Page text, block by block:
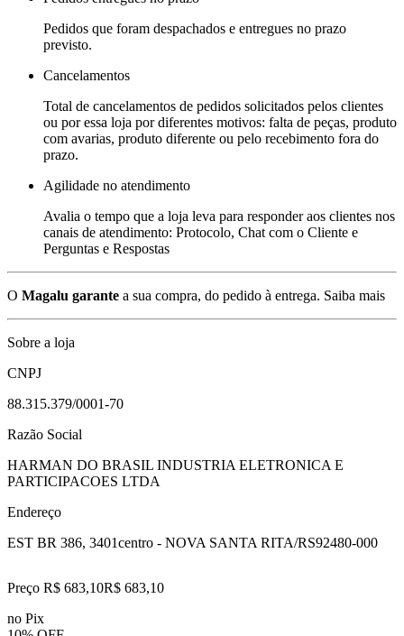
Pedidos que foram despachados e entregues no prazo
previsto.
Cancelamentos
Total de cancelamentos de pedidos solicitados pelos clientes
ou por essa loja por diferentes motivos: falta de peças, produto
com avarias, produto diferente ou pelo recebimento fora do
prazo.
Agilidade no atendimento
Avalia o tempo que a loja leva para responder aos clientes nos
canais de atendimento: Protocolo, Chat com o Cliente e
Perguntas e Respostas
O Magalu garante a sua compra, do pedido à entrega. Saiba mais
Sobre a loja
CNPJ
88.315.379/0001-70
Razão Social
HARMAN DO BRASIL INDUSTRIA ELETRONICA E
PARTICIPACOES LTDA
Endereço
EST BR 386, 3401centro - NOVA SANTA RITA/RS92480-000
Preço R$ 683,10R$ 683,10
no Pix